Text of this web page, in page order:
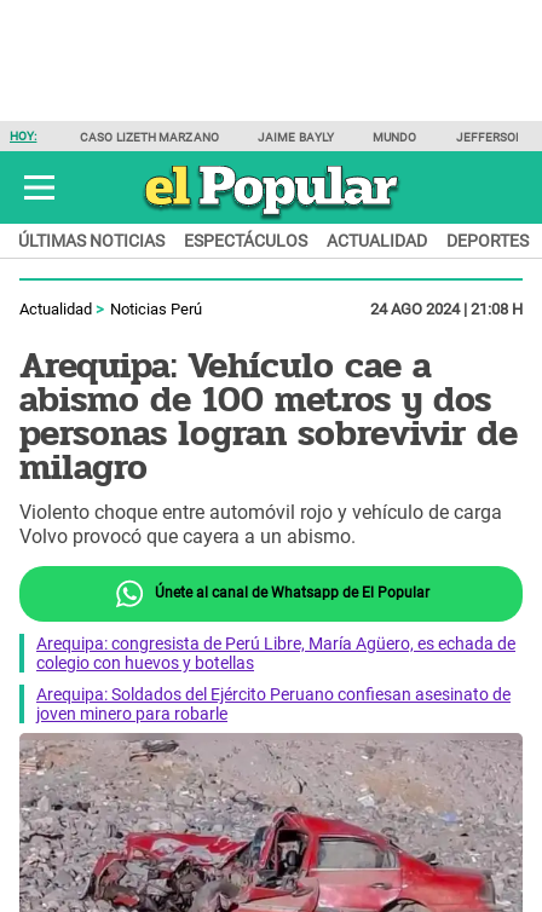
HOY: CASO LIZETH MARZANO JAIME BAYLY MUNDO JEFFERSON
ÚLTIMAS NOTICIAS ESPECTÁCULOS ACTUALIDAD DEPORTES
Actualidad Noticias Perú 24 AGO 2024 | 21:08 H
Arequipa: Vehículo cae a
abismo de 100 metros y dos
personas logran sobrevivir de
milagro
Violento choque entre automóvil rojo y vehículo de carga
Volvo provocó que cayera a un abismo.
Únete al canal de Whatsapp de El Popular
Arequipa: congresista de Perú Libre, María Agüero, es echada de
colegio con huevos y botellas
Arequipa: Soldados del Ejército Peruano confiesan asesinato de
joven minero para robarle